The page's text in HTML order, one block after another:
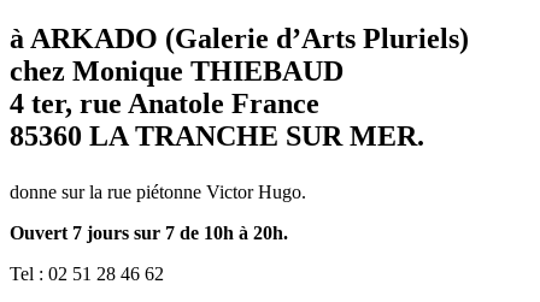
à ARKADO (Galerie d’Arts Pluriels)
chez Monique THIEBAUD
4 ter, rue Anatole France
85360 LA TRANCHE SUR MER.
donne sur la rue piétonne Victor Hugo.
Ouvert 7 jours sur 7 de 10h à 20h.
Tel : 02 51 28 46 62